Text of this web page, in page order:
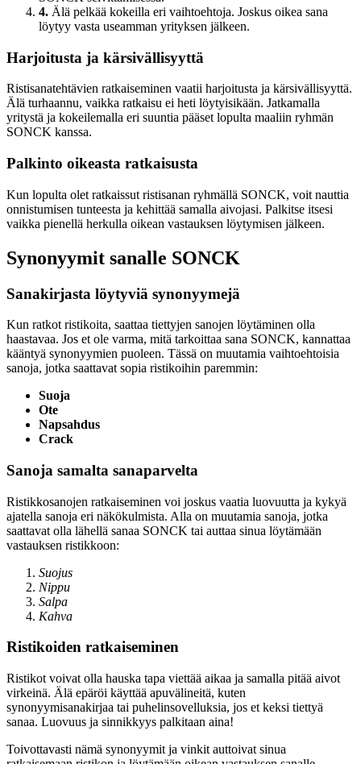
4. Älä pelkää kokeilla eri vaihtoehtoja. Joskus oikea sana
löytyy vasta useamman yrityksen jälkeen.
Harjoitusta ja kärsivällisyyttä
Ristisanatehtävien ratkaiseminen vaatii harjoitusta ja kärsivällisyyttä.
Älä turhaannu, vaikka ratkaisu ei heti löytyisikään. Jatkamalla
yritystä ja kokeilemalla eri suuntia pääset lopulta maaliin ryhmän
SONCK kanssa.
Palkinto oikeasta ratkaisusta
Kun lopulta olet ratkaissut ristisanan ryhmällä SONCK, voit nauttia
onnistumisen tunteesta ja kehittää samalla aivojasi. Palkitse itsesi
vaikka pienellä herkulla oikean vastauksen löytymisen jälkeen.
Synonyymit sanalle SONCK
Sanakirjasta löytyviä synonyymejä
Kun ratkot ristikoita, saattaa tiettyjen sanojen löytäminen olla
haastavaa. Jos et ole varma, mitä tarkoittaa sana SONCK, kannattaa
kääntyä synonyymien puoleen. Tässä on muutamia vaihtoehtoisia
sanoja, jotka saattavat sopia ristikoihin paremmin:
Suoja
Ote
Napsahdus
Crack
Sanoja samalta sanaparvelta
Ristikkosanojen ratkaiseminen voi joskus vaatia luovuutta ja kykyä
ajatella sanoja eri näkökulmista. Alla on muutamia sanoja, jotka
saattavat olla lähellä sanaa SONCK tai auttaa sinua löytämään
vastauksen ristikkoon:
Suojus
Nippu
Salpa
Kahva
Ristikoiden ratkaiseminen
Ristikot voivat olla hauska tapa viettää aikaa ja samalla pitää aivot
virkeinä. Älä epäröi käyttää apuvälineitä, kuten
synonyymisanakirjaa tai puhelinsovelluksia, jos et keksi tiettyä
sanaa. Luovuus ja sinnikkyys palkitaan aina!
Toivottavasti nämä synonyymit ja vinkit auttoivat sinua